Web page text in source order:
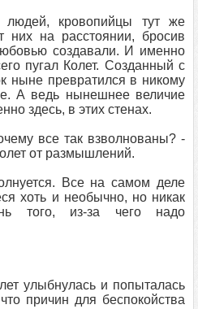
кровопийцы тут же
них на расстоянии, бросив
создавали. И именно
пугал Колет. Созданный с
ныне превратился в никому
А ведь нынешнее величие
здесь, в этих стенах.
все так взволнованы? -
от размышлений.
Все на самом деле
хоть и необычно, но никак
того, из-за чего надо
улыбнулась и попыталась
причин для беспокойства